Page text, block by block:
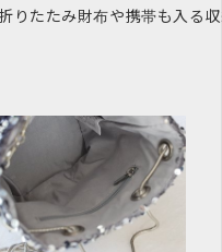
折りたたみ財布や携帯も入る
これで安